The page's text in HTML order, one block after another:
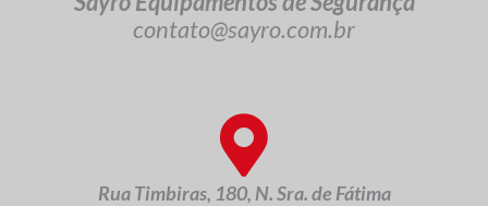
contato@sayro.com.br
Rua Timbiras, 180, N. Sra. de Fátima